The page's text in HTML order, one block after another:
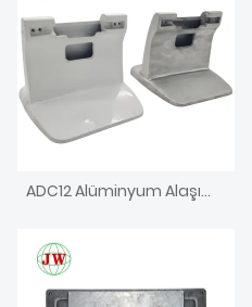
ADC12 Alüminyum Alaşımlı Döküm